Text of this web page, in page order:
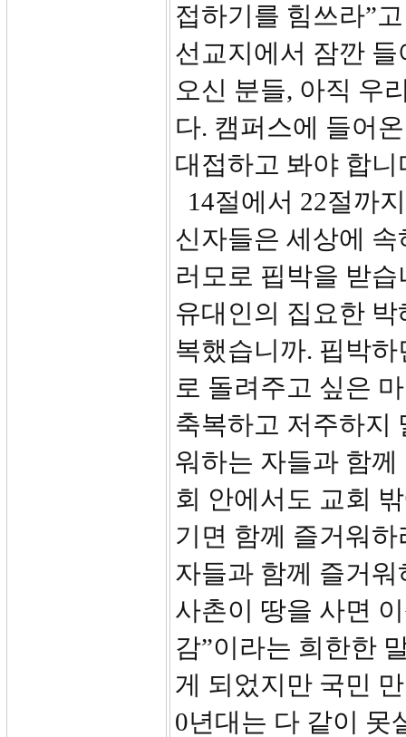
접하기를 힘쓰라”
선교지에서 잠깐
오신 분들, 아직 우
다. 캠퍼스에 들어
대접하고 봐야 합니
14절에서 22절까
신자들은 세상에
러모로 핍박을 받
유대인의 집요한
복했습니까. 핍박
로 돌려주고 싶은
축복하고 저주하지
워하는 자들과 함
회 안에서도 교회
기면 함께 즐거워
자들과 함께 즐거
사촌이 땅을 사면
감”이라는 희한한
게 되었지만 국민
0년대는 다 같이 못